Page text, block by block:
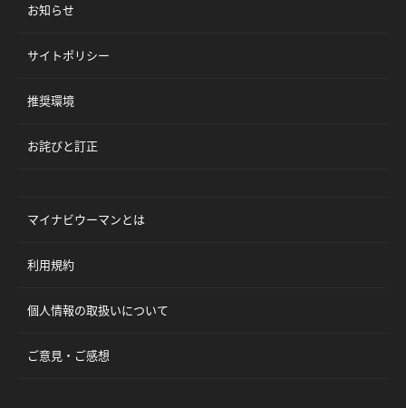
お知らせ
サイトポリシー
推奨環境
お詫びと訂正
マイナビウーマンとは
利用規約
個人情報の取扱いについて
ご意見・ご感想